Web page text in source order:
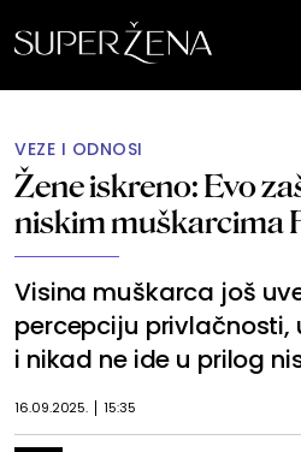
VEZE I ODNOSI
Žene iskreno: Evo
niskim muškarcima
Visina muškarca još
percepciju privlačnosti,
i nikad ne ide u prilog
16.09.2025. 15:35